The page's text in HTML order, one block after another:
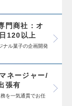
門商社：オ
120以上
ナル菓子の企画開発
ネージャー/
張有
を一気通貫でお任